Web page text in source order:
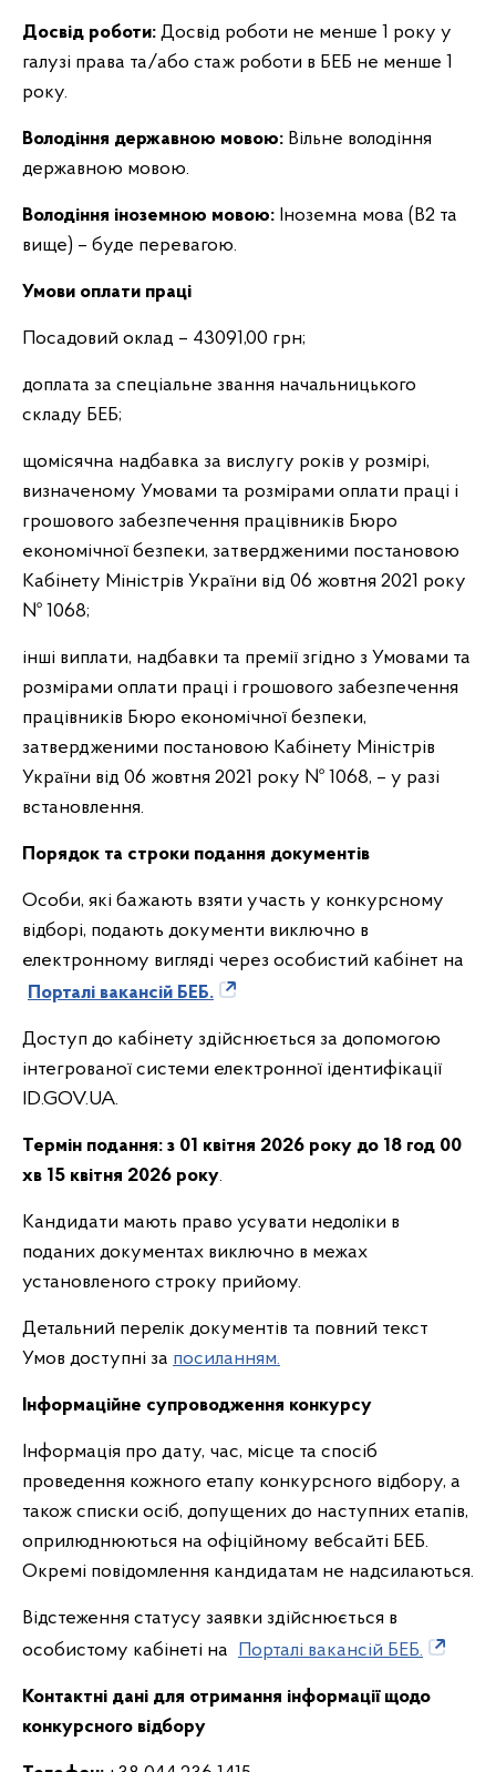
Досвід роботи: Досвід роботи не менше 1 року у
галузі права та/або стаж роботи в БЕБ не менше 1
року.
Володіння державною мовою: Вільне володіння
державною мовою.
Володіння іноземною мовою: Іноземна мова (B2 та
вище) – буде перевагою.
Умови оплати праці
Посадовий оклад – 43091,00 грн;
доплата за спеціальне звання начальницького
складу БЕБ;
щомісячна надбавка за вислугу років у розмірі,
визначеному Умовами та розмірами оплати праці і
грошового забезпечення працівників Бюро
економічної безпеки, затвердженими постановою
Кабінету Міністрів України від 06 жовтня 2021 року
№ 1068;
інші виплати, надбавки та премії згідно з Умовами та
розмірами оплати праці і грошового забезпечення
працівників Бюро економічної безпеки,
затвердженими постановою Кабінету Міністрів
України від 06 жовтня 2021 року № 1068, – у разі
встановлення.
Порядок та строки подання документів
Особи, які бажають взяти участь у конкурсному
відборі, подають документи виключно в
електронному вигляді через особистий кабінет на
Порталі вакансій БЕБ.
Доступ до кабінету здійснюється за допомогою
інтегрованої системи електронної ідентифікації
ID.GOV.UA.
Термін подання: з 01 квітня 2026 року до 18 год 00
хв 15 квітня 2026 року.
Кандидати мають право усувати недоліки в
поданих документах виключно в межах
установленого строку прийому.
Детальний перелік документів та повний текст
Умов доступні за посиланням.
Інформаційне супроводження конкурсу
Інформація про дату, час, місце та спосіб
проведення кожного етапу конкурсного відбору, а
також списки осіб, допущених до наступних етапів,
оприлюднюються на офіційному вебсайті БЕБ.
Окремі повідомлення кандидатам не надсилаються.
Відстеження статусу заявки здійснюється в
особистому кабінеті на Порталі вакансій БЕБ.
Контактні дані для отримання інформації щодо
конкурсного відбору